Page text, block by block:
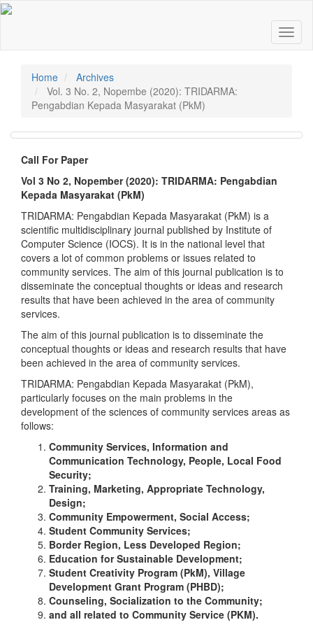
Quick
page
Main
Navigation
Main
Sidebar
Home
Archives
Vol. 3 No. 2, Nopembe (2020): TRIDARMA:
Pengabdian Kepada Masyarakat (PkM)
Call For Paper
Vol 3 No 2, Nopember (2020): TRIDARMA: Pengabdian
Kepada Masyarakat (PkM)
TRIDARMA: Pengabdian Kepada Masyarakat (PkM) is a
scientific multidisciplinary journal published by Institute of
Computer Science (IOCS). It is in the national level that
covers a lot of common problems or issues related to
community services. The aim of this journal publication is to
disseminate the conceptual thoughts or ideas and research
results that have been achieved in the area of community
services.
The aim of this journal publication is to disseminate the
conceptual thoughts or ideas and research results that have
been achieved in the area of community services.
TRIDARMA: Pengabdian Kepada Masyarakat (PkM),
particularly focuses on the main problems in the
development of the sciences of community services areas as
follows:
Community Services, Information and
Communication Technology, People, Local Food
Security;
Training, Marketing, Appropriate Technology,
Design;
Community Empowerment, Social Access;
Student Community Services;
Border Region, Less Developed Region;
Education for Sustainable Development;
Student Creativity Program (PkM), Village
Development Grant Program (PHBD);
Counseling, Socialization to the Community;
and all related to Community Service (PKM).